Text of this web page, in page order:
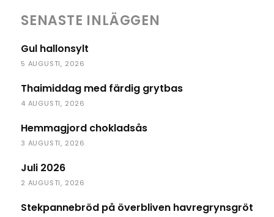
SENASTE INLÄGGEN
Gul hallonsylt
5 AUGUSTI, 2026
Thaimiddag med färdig grytbas
4 AUGUSTI, 2026
Hemmagjord chokladsås
3 AUGUSTI, 2026
Juli 2026
2 AUGUSTI, 2026
Stekpannebröd på överbliven havregrynsgröt